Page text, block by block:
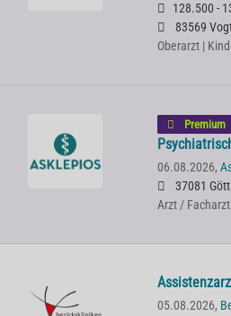
128.500 -
83569
Oberarzt |
Premium
06.08.2026,
37081
Arzt /
05.08.2026,